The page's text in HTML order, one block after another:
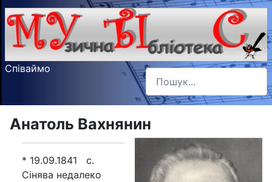
Співаймо Пошук
Type 2 or more characters
Анатоль Вахнянин
* 19.09.1841 с.
Сінява недалеко